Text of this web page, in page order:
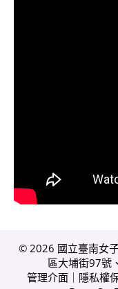
© 2026 國立臺南女
區大埔街97號
管理介面
隱私權